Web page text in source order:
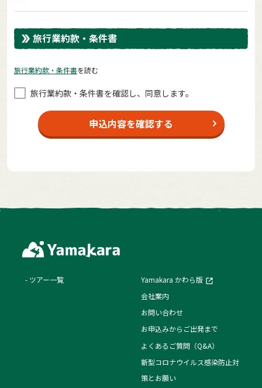
旅行業約款・条件書
旅⾏業約款・条件書を読む
旅⾏業約款・条件書を確認し、同意します。
申込内容を確認する
ツアー一覧
Yamakara かわら版
会社案内
お問い合わせ
お申込みからご出発まで
よくあるご質問（Q&A）
新型コロナウイルス感染防止対
策とお願い